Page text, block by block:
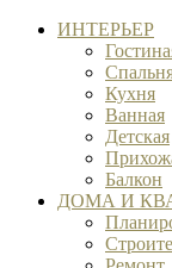
ИНТЕРЬЕР
Кухня
Ванная
Детская
Балкон
ДОМА И